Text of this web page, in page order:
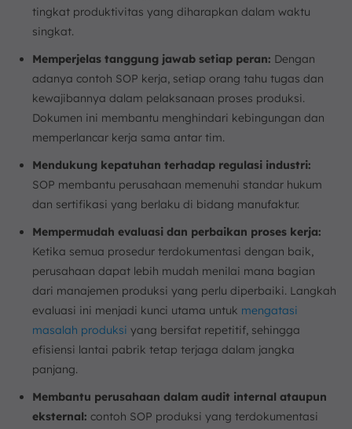
tingkat produktivitas yang diharapkan dalam waktu
singkat.
Memperjelas tanggung jawab setiap peran: Dengan
adanya contoh SOP kerja, setiap orang tahu tugas dan
kewajibannya dalam pelaksanaan proses produksi.
Dokumen ini membantu menghindari kebingungan dan
memperlancar kerja sama antar tim.
Mendukung kepatuhan terhadap regulasi industri:
SOP membantu perusahaan memenuhi standar hukum
dan sertifikasi yang berlaku di bidang manufaktur.
Mempermudah evaluasi dan perbaikan proses kerja:
Ketika semua prosedur terdokumentasi dengan baik,
perusahaan dapat lebih mudah menilai mana bagian
dari manajemen produksi yang perlu diperbaiki. Langkah
evaluasi ini menjadi kunci utama untuk mengatasi
masalah produksi yang bersifat repetitif, sehingga
efisiensi lantai pabrik tetap terjaga dalam jangka
panjang.
Membantu perusahaan dalam audit internal ataupun
eksternal: contoh SOP produksi yang terdokumentasi